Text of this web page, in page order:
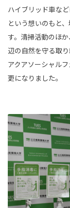
ハイブリッド車な
という想いのもと
す。清掃活動のほ
辺の自然を守る取り
アクアソーシャル
更になりました。